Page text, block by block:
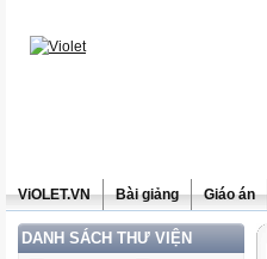
ViOLET.VN Bài giảng Giáo án
DANH SÁCH THƯ VIỆN